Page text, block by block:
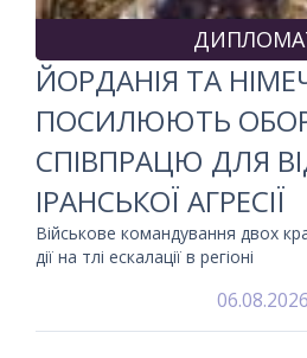
ЙОРДАНІЯ ТА
ПОСИЛЮЮТЬ
СПІВПРАЦЮ ДЛЯ
ІРАНСЬКОЇ АГРЕСІЇ
Військове командування двох
дії на тлі ескалації в регіоні
06.08.2026